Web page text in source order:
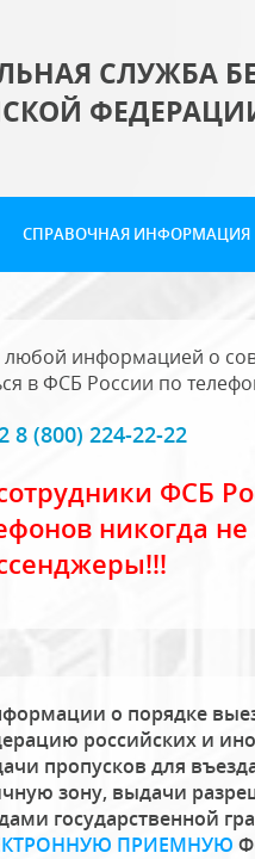
СЛУЖБА
СПРАВОЧНАЯ ИНФОРМАЦИЯ
любой информацией о
в ФСБ России по
8 (800) 224-22-22
ФСБ
никогда
о порядке
российских и
пропусков для
зону, выдачи
государственной
ПРИЕМНУЮ